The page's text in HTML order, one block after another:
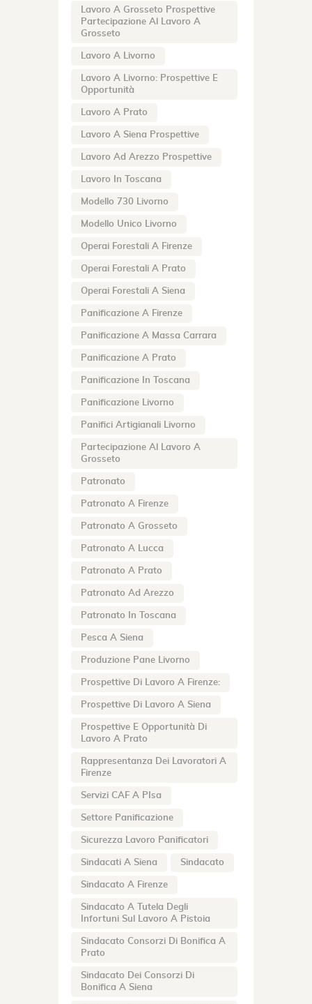
Lavoro A Grosseto Prospettive
Partecipazione Al Lavoro A
Grosseto
Lavoro A Livorno
Lavoro A Livorno: Prospettive E
Opportunità
Lavoro A Prato
Lavoro A Siena Prospettive
Lavoro Ad Arezzo Prospettive
Lavoro In Toscana
Modello 730 Livorno
Modello Unico Livorno
Operai Forestali A Firenze
Operai Forestali A Prato
Operai Forestali A Siena
Panificazione A Firenze
Panificazione A Massa Carrara
Panificazione A Prato
Panificazione In Toscana
Panificazione Livorno
Panifici Artigianali Livorno
Partecipazione Al Lavoro A
Grosseto
Patronato
Patronato A Firenze
Patronato A Grosseto
Patronato A Lucca
Patronato A Prato
Patronato Ad Arezzo
Patronato In Toscana
Pesca A Siena
Produzione Pane Livorno
Prospettive Di Lavoro A Firenze:
Prospettive Di Lavoro A Siena
Prospettive E Opportunità Di
Lavoro A Prato
Rappresentanza Dei Lavoratori A
Firenze
Servizi CAF A PIsa
Settore Panificazione
Sicurezza Lavoro Panificatori
Sindacati A Siena Sindacato
Sindacato A Firenze
Sindacato A Tutela Degli
Infortuni Sul Lavoro A Pistoia
Sindacato Consorzi Di Bonifica A
Prato
Sindacato Dei Consorzi Di
Bonifica A Siena